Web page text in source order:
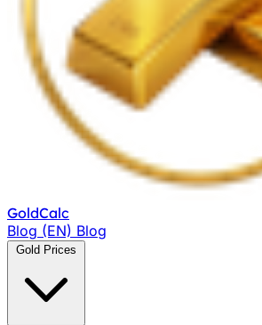
GoldCalc
Blog (EN) Blog
Gold Prices